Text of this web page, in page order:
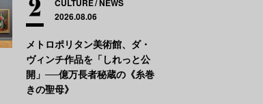
CULTURE NEWS
2026.08.06
メトロポリタン美術館、ダ・
ヴィンチ作品を「しれっと公
開」──億万長者秘蔵の《糸巻
きの聖母》